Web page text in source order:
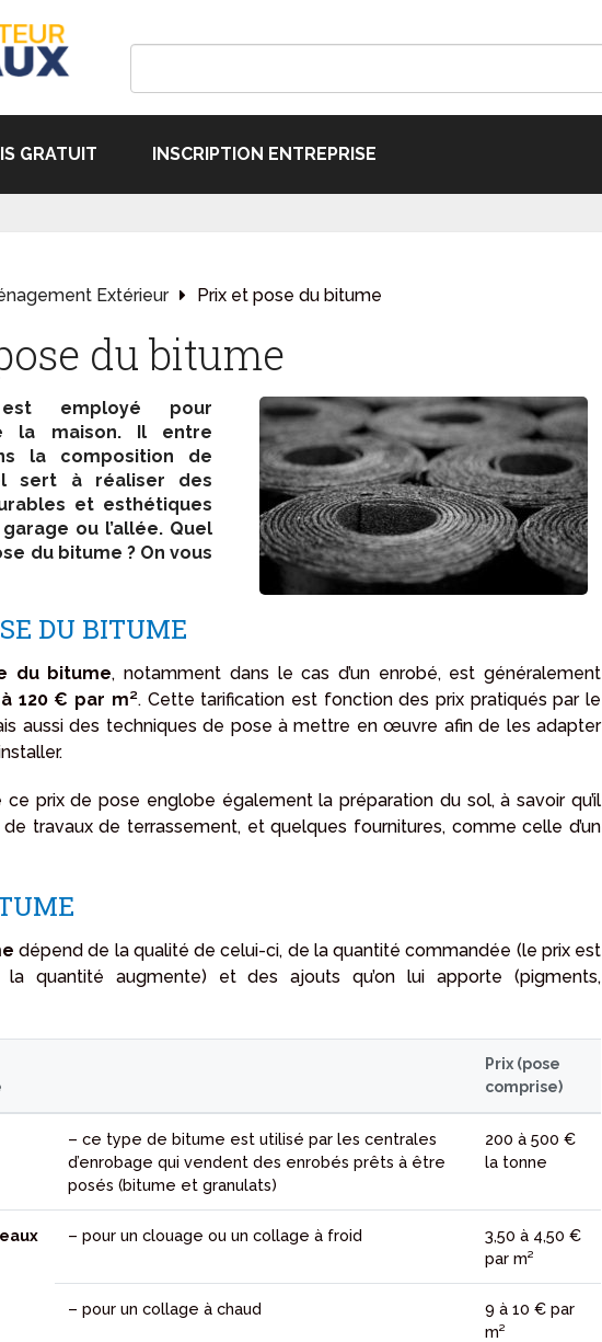
GRATUIT INSCRIPTION ENTREPRISE
Extérieur Prix et pose du bitume
du bitume
employé pour
la maison. Il entre
la composition de
sert à réaliser des
et esthétiques
ou l’allée. Quel
du bitume ? On vous
DU BITUME
du bitume, notamment dans le cas d’un enrobé, est généralement
120 € par m². Cette tarification est fonction des prix pratiqués par le
aussi des techniques de pose à mettre en œuvre afin de les adapter
prix de pose englobe également la préparation du sol, à savoir qu’il
travaux de terrassement, et quelques fournitures, comme celle d’un
dépend de la qualité de celui-ci, de la quantité commandée (le prix est
la quantité augmente) et des ajouts qu’on lui apporte (pigments,
Prix (pose
comprise)
– ce type de bitume est utilisé par les centrales
d’enrobage qui vendent des enrobés prêts à être
posés (bitume et granulats)
200 à 500 €
la tonne
– pour un clouage ou un collage à froid
3,50 à 4,50 €
par m²
– pour un collage à chaud
9 à 10 € par
m²